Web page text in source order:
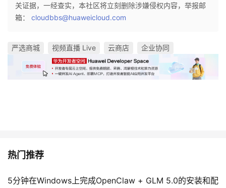
关证据，一经查实，本社区将立刻删除涉嫌侵权内容，举报邮
箱： cloudbbs@huaweicloud.com
严选商城 视频直播 Live 云商店 企业协同
热门推荐
5分钟在Windows上完成OpenClaw + GLM 5.0的安装和配